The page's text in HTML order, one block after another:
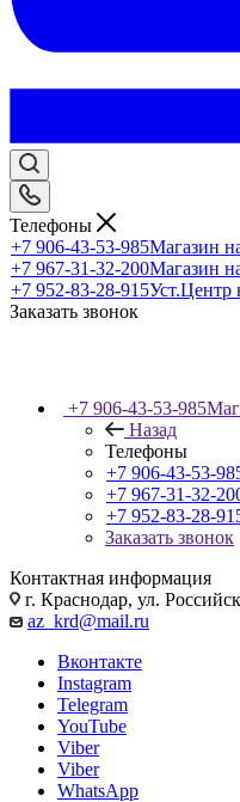
Телефоны
+7 906-43-53-985Магазин
+7 967-31-32-200Магазин
+7 952-83-28-915Уст.Центр
Заказать звонок
+7 906-43-53-985
Назад
Телефоны
+7 906-43-53-
+7 967-31-32-
+7 952-83-28-
Заказать звонок
Контактная информация
г. Краснодар, ул.
az_krd@mail.ru
Вконтакте
Instagram
Telegram
YouTube
Viber
Viber
WhatsApp